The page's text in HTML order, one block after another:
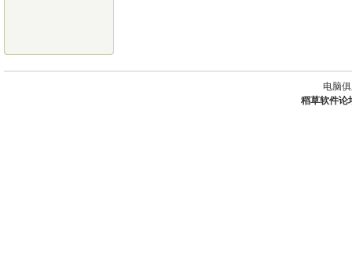
电脑
稻草软件论